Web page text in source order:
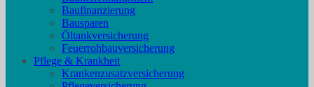
Baufinanzierung
Bausparen
Öltankversicherung
Feuerrohbauversicherung
Pflege & Krankheit
Krankenzusatzversicherung